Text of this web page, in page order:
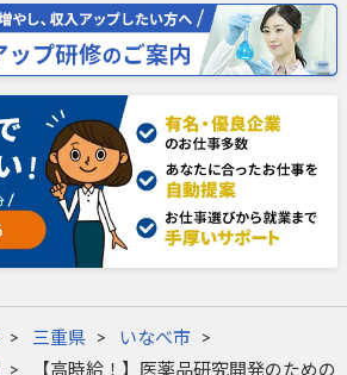
三重県
いなべ市
【高時給！】医薬品研究開発のための